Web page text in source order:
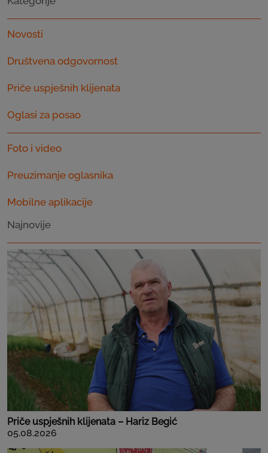
Novosti
Društvena odgovornost
Priče uspješnih klijenata
Oglasi za posao
Foto i video
Preuzimanje oglasnika
Mobilne aplikacije
Najnovije
Priče uspješnih klijenata – Hariz Begić
05.08.2026